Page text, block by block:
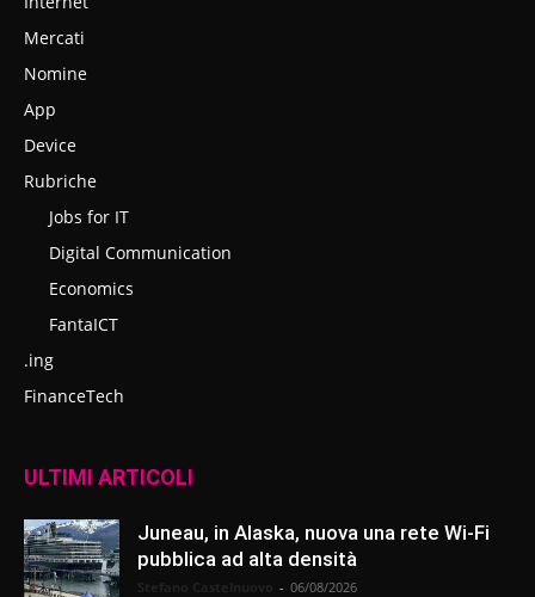
Mercati
Nomine
App
Device
Rubriche
Jobs for IT
Digital Communication
Economics
FantaICT
.ing
FinanceTech
ULTIMI ARTICOLI
Juneau, in Alaska, nuova una rete Wi-Fi
pubblica ad alta densità
- 06/08/2026